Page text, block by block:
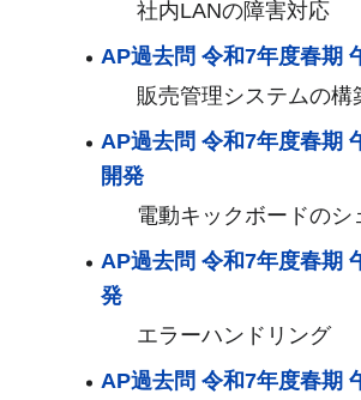
社内LANの障害対応
AP過去問 令和7年度春期
販売管理システムの構
AP過去問 令和7年度春期
開発
電動キックボードの
AP過去問 令和7年度春期
発
エラーハンドリング
AP過去問 令和7年度春期